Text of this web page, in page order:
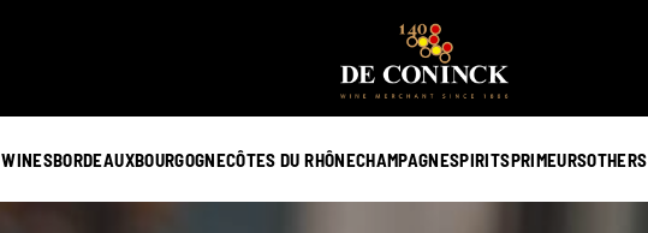
WINESBORDEAUXBOURGOGNECÔTES DU RHÔNECHAMPAGNESPIRITSPRIMEURSOTHERS